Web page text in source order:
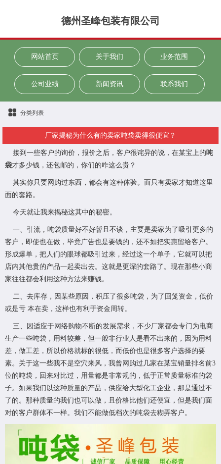
德州圣峰包装有限公司
网站首页 关于我们 业务范围
公司业绩 新闻资讯 联系我们
分类列表
厂家揭秘为什么有的卖家吨袋卖得很便宜？
接到一些客户的询价，报价之后，客户很诧异的说，在某宝上的吨
袋才多少钱，还包邮的，你们的咋这么贵？
其实你只要网购过东西，都会有这种体验。而只有卖家才知道这里
面的套路。
今天就让我来揭秘这其中的秘密。
一、引流，吨袋质量好不好暂且不谈，主要是卖家为了吸引更多的
客户，即使也在做，毕竟广告也是要钱的，还不如把实惠留给客户。
形成爆单，把人们的眼球都吸引过来，经过这一个单子，它就可以把
店内其他贵的产品一起卖出去。这就是更深的套路了。现在那些小商
家往往都会利用这种方法来赚钱。
二、去库存，因某些原因，积压了很多吨袋，为了回笼资金，低价
或是亏 本在卖，这样也有利于资金周转。
三、因适应于网络购物不断的发展需求，不少厂家都会专门为电商
生产一些吨袋，用料较差，但一般非行业人是看不出来的，因为用料
差，做工差，所以价格就标的很低，而低价也是很多客户选择的要
素。关于这一些我不是空穴来风，我曾网购过几家在某宝销量排名前3
位的吨袋，回来对比过，用量都是非常规的，低于正常质量标准的袋
子。如果我们以这种质量的产品，供应给大型化工企业，那是通过不
了的。那种质量的我们也可以做，且价格比他们还便宜，但是我们面
对的客户群体不一样。我们不能做低档次的吨袋去糊弄客户。